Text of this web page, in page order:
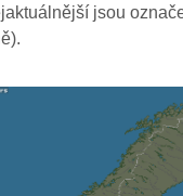
jsou